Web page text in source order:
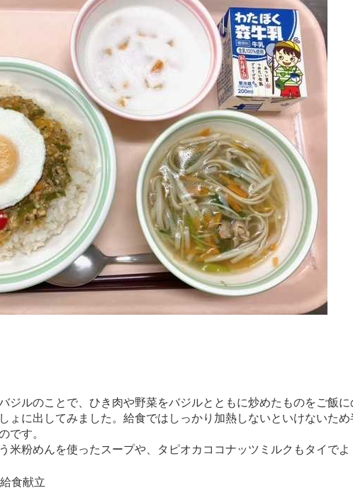
ジルのことで、ひき肉や野菜をバジルとともに炒めたものをご飯
ょに出してみました。給食ではしっかり加熱しないといけないた
です。
米粉めんを使ったスープや、タピオカココナッツミルクもタイでよ
食献立